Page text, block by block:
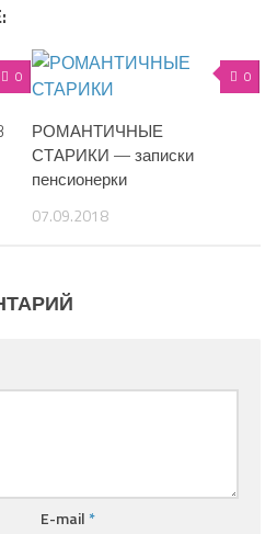
0 0
РОМАНТИЧНЫЕ
СТАРИКИ — записки
пенсионерки
07.09.2018
E-mail *